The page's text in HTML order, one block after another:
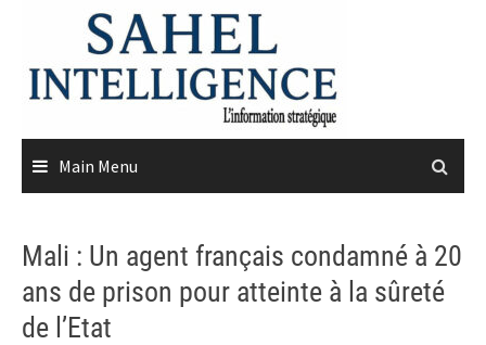
content
Main Menu
Mali : Un agent français condamné à 20
ans de prison pour atteinte à la sûreté
de l’Etat